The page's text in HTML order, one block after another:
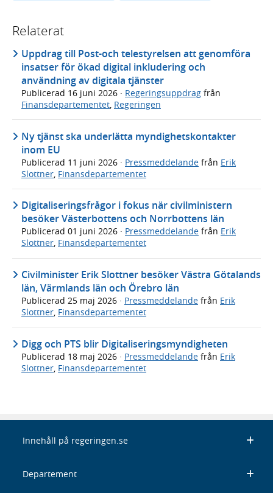
Relaterat
Uppdrag till Post-och telestyrelsen att genomföra
insatser för ökad digital inkludering och
användning av digitala tjänster
Publicerad 16 juni 2026 · Regeringsuppdrag från
Finansdepartementet, Regeringen
Ny tjänst ska underlätta myndighetskontakter
inom EU
Publicerad 11 juni 2026 · Pressmeddelande från Erik
Slottner Finansdepartementet
Digitaliseringsfrågor i fokus när civilministern
besöker Västerbottens och Norrbottens län
Publicerad 01 juni 2026 · Pressmeddelande från Erik
Slottner, Finansdepartementet
Civilminister Erik Slottner besöker Västra Götalands
län, Värmlands län och Örebro län
Publicerad 25 maj 2026 · Pressmeddelande från Erik
Slottner, Finansdepartementet
Digg och PTS blir Digitaliseringsmyndigheten
Publicerad 18 maj 2026 · Pressmeddelande från Erik
Slottner Finansdepartementet
Innehåll på regeringen.se
Departement